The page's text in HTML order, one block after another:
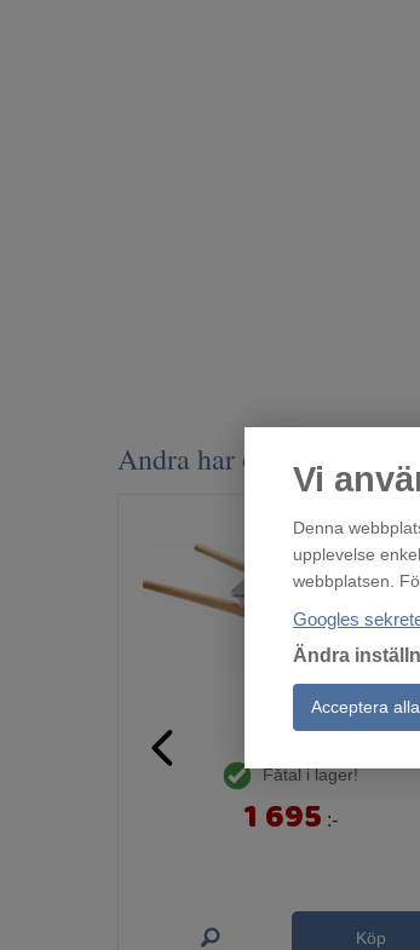
Vi
Denna
upplevelse
webbplatsen.
Googles
Ändra
Acceptera alla
Andra har också tittat på
Fåtal i lager!
1 695 :-
Köp